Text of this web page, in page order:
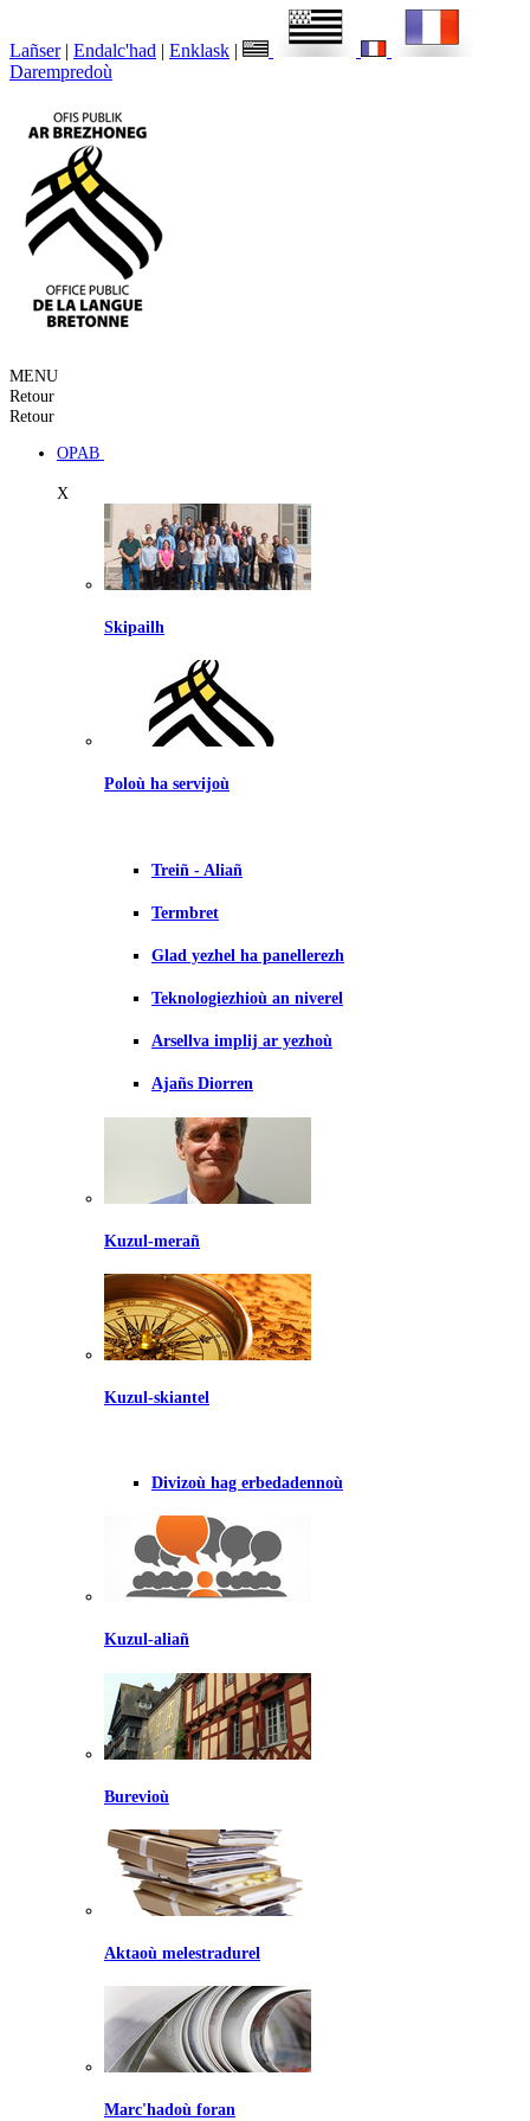
Lañser | Endalc'had | Enklask |
Darempredoù
MENU
Retour
Retour
OPAB
X
Skipailh
Poloù ha servijoù
Treiñ - Aliañ
Termbret
Glad yezhel ha panellerezh
Teknologiezhioù an niverel
Arsellva implij ar yezhoù
Ajañs Diorren
Kuzul-merañ
Kuzul-skiantel
Divizoù hag erbedadennoù
Kuzul-aliañ
Burevioù
Aktaoù melestradurel
Marc'hadoù foran